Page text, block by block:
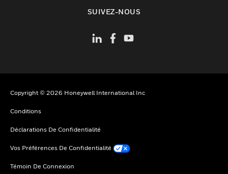
SUIVEZ-NOUS
Copyright © 2026 Honeywell International Inc
Conditions
Déclarations De Confidentialité
Vos Préférences De Confidentialité
Témoin De Connexion